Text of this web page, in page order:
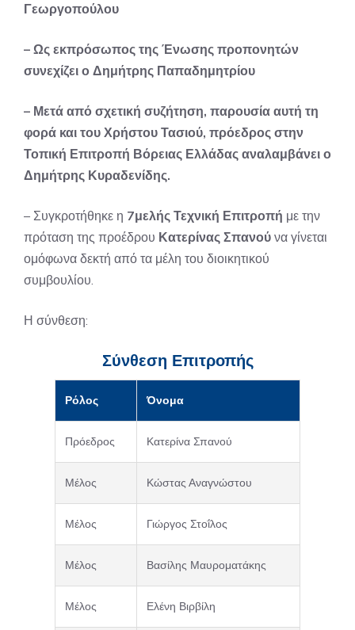
Γεωργοπούλου
– Ως εκπρόσωπος της Ένωσης προπονητών
συνεχίζει ο Δημήτρης Παπαδημητρίου
– Μετά από σχετική συζήτηση, παρουσία αυτή τη
φορά και του Χρήστου Τασιού, πρόεδρος στην
Τοπική Επιτροπή Βόρειας Ελλάδας αναλαμβάνει ο
Δημήτρης Κυραδενίδης.
– Συγκροτήθηκε η 7μελής Τεχνική Επιτροπή με την
πρόταση της προέδρου Κατερίνας Σπανού να γίνεται
ομόφωνα δεκτή από τα μέλη του διοικητικού
συμβουλίου.
Η σύνθεση:
Σύνθεση Επιτροπής
Ρόλος Όνομα
Πρόεδρος Κατερίνα Σπανού
Μέλος Κώστας Αναγνώστου
Μέλος Γιώργος Στοΐλος
Μέλος Βασίλης Μαυροματάκης
Μέλος Ελένη Βιρβίλη